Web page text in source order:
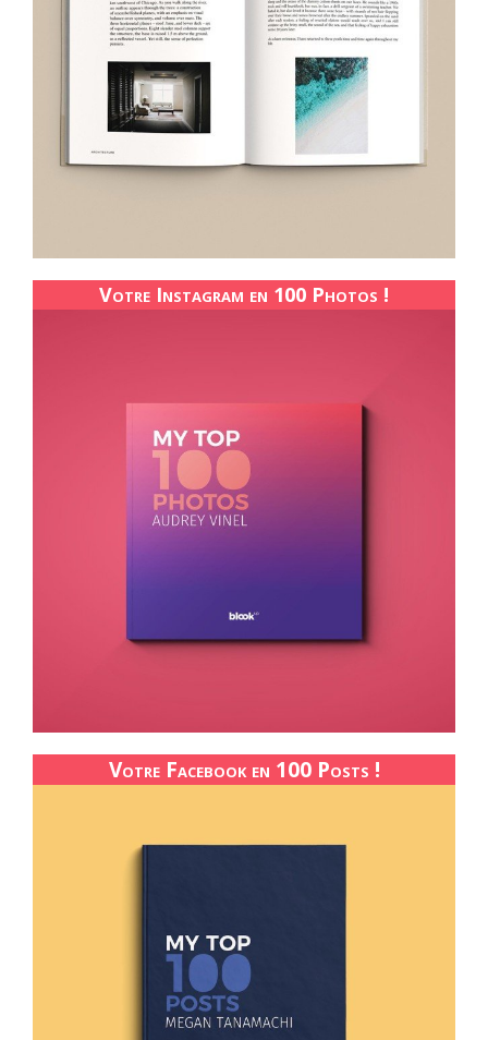
Votre Instagram en 100 Photos !
Votre Facebook en 100 Posts !